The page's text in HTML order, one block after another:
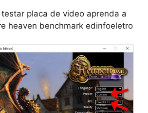
testar placa de video aprenda a
heaven benchmark edinfoeletro